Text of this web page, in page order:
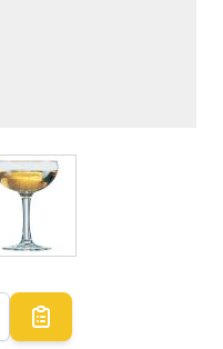
image
View larger image